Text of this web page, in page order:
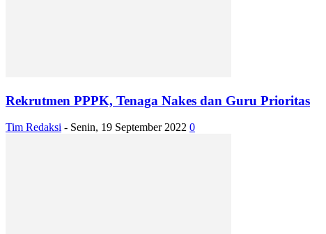
Rekrutmen PPPK, Tenaga Nakes dan Guru Prioritas
Tim Redaksi - Senin, 19 September 2022 0